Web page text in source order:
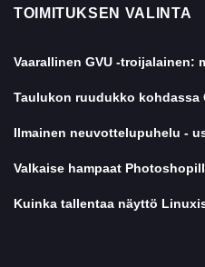
TOIMITUKSEN VALINTA
Vaarallinen GVU -troijalainen:
Taulukon ruudukko kohdassa
Ilmainen neuvottelupuhelu -
Valkaise hampaat
Kuinka tallentaa näyttö